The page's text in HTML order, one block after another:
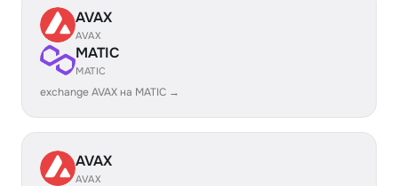
AVAX
AVAX
MATIC
MATIC
exchange AVAX на MATIC →
AVAX
AVAX